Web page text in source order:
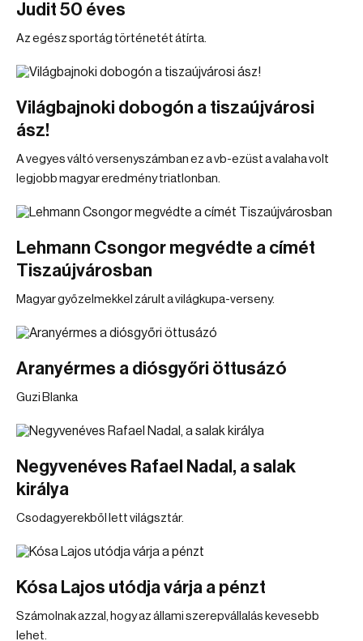
Judit 50 éves
Az egész sportág történetét átírta.
Világbajnoki dobogón a tiszaújvárosi
ász!
A vegyes váltó versenyszámban ez a vb-ezüst a valaha volt
legjobb magyar eredmény triatlonban.
Lehmann Csongor megvédte a címét
Tiszaújvárosban
Magyar győzelmekkel zárult a világkupa-verseny.
Aranyérmes a diósgyőri öttusázó
Guzi Blanka
Negyvenéves Rafael Nadal, a salak
királya
Csodagyerekből lett világsztár.
Kósa Lajos utódja várja a pénzt
Számolnak azzal, hogy az állami szerepvállalás kevesebb
lehet.